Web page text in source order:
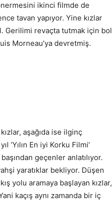
ikinci filmde de
tavan yapıyor. Yine kızlar
Gerilimi revaçta tutmak için bol
Morneau’ya devretmiş.
aşağıda ise ilginç
‘Yılın En iyi Korku Filmi’
geçenler anlatılıyor.
yaratıklar bekliyor. Düşen
yolu aramaya başlayan kızlar,
kaçış aynı zamanda bir iç